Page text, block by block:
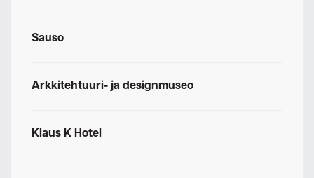
Sauso
Arkkitehtuuri- ja designmuseo
Klaus K Hotel